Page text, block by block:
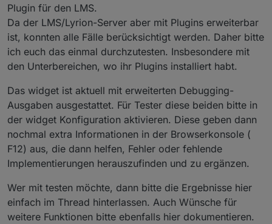
Plugin für den LMS.
Da der LMS/Lyrion-Server aber mit Plugins erweiterbar
ist, konnten alle Fälle berücksichtigt werden. Daher bitte
ich euch das einmal durchzutesten. Insbesondere mit
den Unterbereichen, wo ihr Plugins installiert habt.
Das widget ist aktuell mit erweiterten Debugging-
Ausgaben ausgestattet. Für Tester diese beiden bitte in
der widget Konfiguration aktivieren. Diese geben dann
nochmal extra Informationen in der Browserkonsole (
F12) aus, die dann helfen, Fehler oder fehlende
Implementierungen herauszufinden und zu ergänzen.
Wer mit testen möchte, dann bitte die Ergebnisse hier
einfach im Thread hinterlassen. Auch Wünsche für
weitere Funktionen bitte ebenfalls hier dokumentieren.